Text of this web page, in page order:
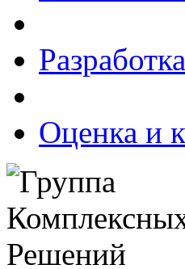
Оценка и